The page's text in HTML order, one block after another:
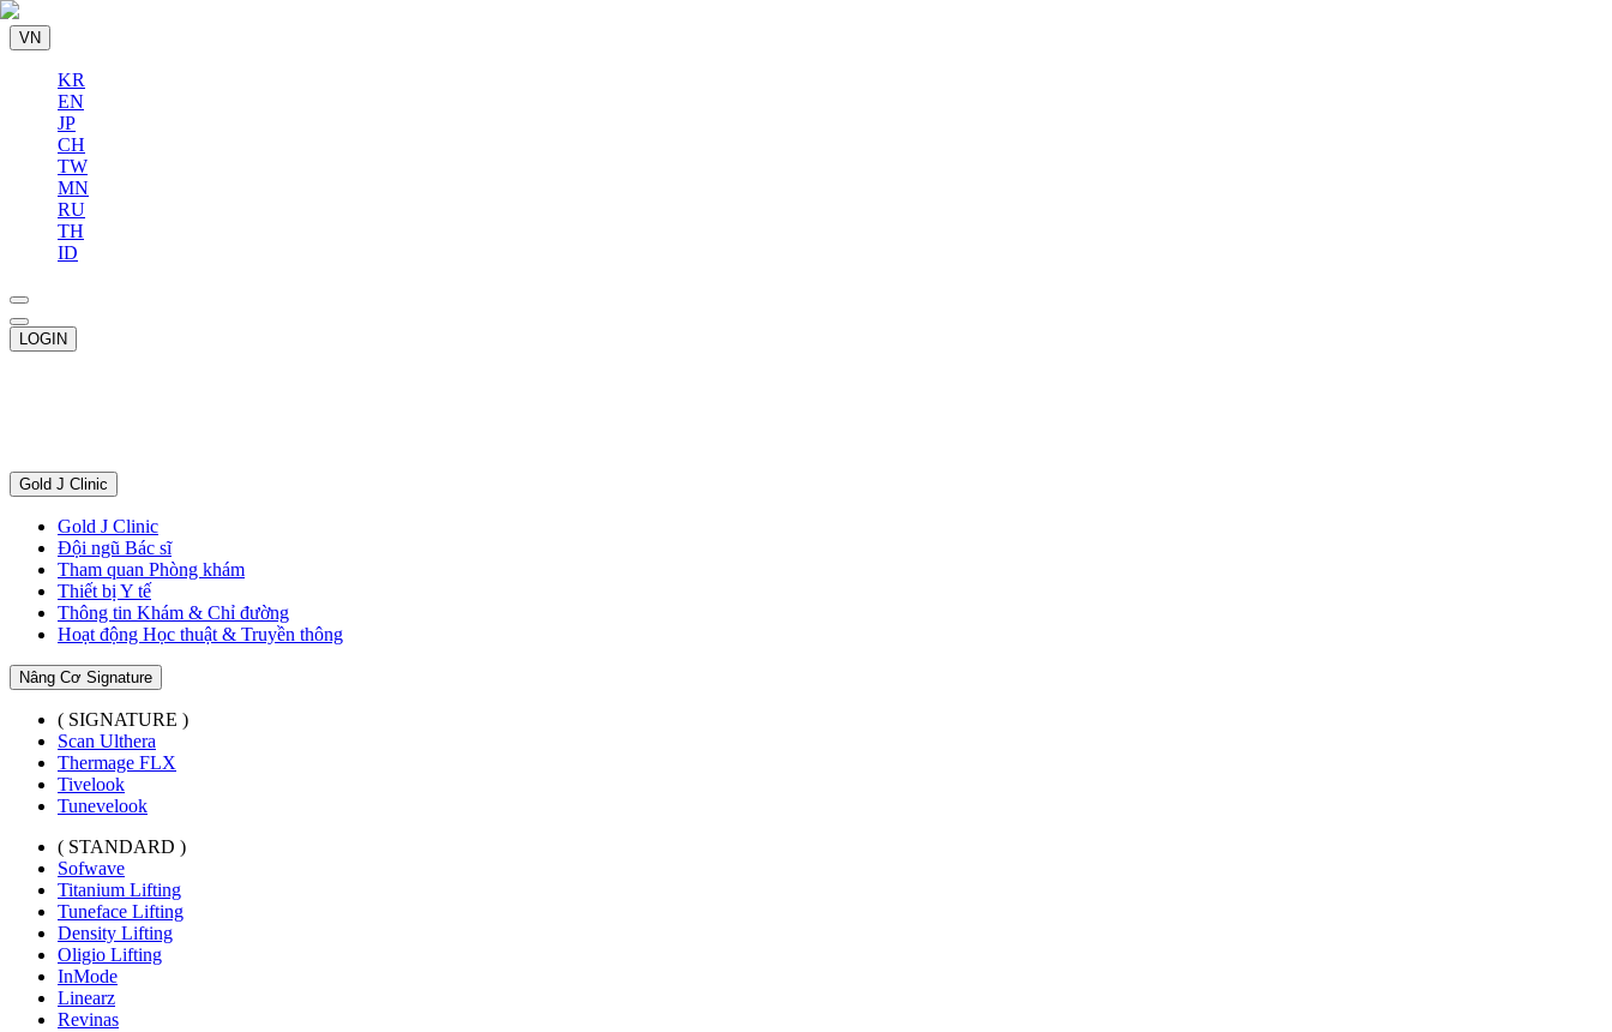
VN
KR
EN
JP
CH
TW
MN
RU
TH
ID
LOGIN
Gold J Clinic
Gold J Clinic
Đội ngũ Bác sĩ
Tham quan Phòng khám
Thiết bị Y tế
Thông tin Khám & Chỉ đường
Hoạt động Học thuật & Truyền thông
Nâng Cơ Signature
( SIGNATURE )
Scan Ulthera
Thermage FLX
Tivelook
Tunevelook
( STANDARD )
Sofwave
Titanium Lifting
Tuneface Lifting
Density Lifting
Oligio Lifting
InMode
Linearz
Revinas